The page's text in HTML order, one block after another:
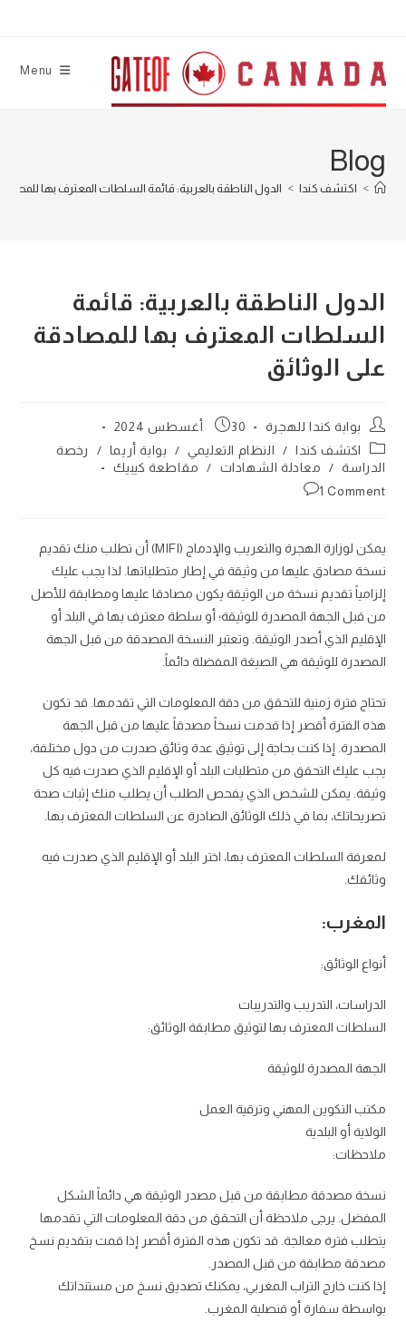
Menu
Blog
> اكتشف كندا > الدول الناطقة بالعربية: قائمة السلطات المعترف بها
الدول الناطقة بالعربية: قائمة
السلطات المعترف بها للمصادقة
على الوثائق
Post
author:
بوابة كندا للهجرة
Post
30 أغسطس 2024
Post
category:
اكتشف كندا / النظام التعليمي / بوابة أريما /
رخصة
الدراسة / معادلة الشهادات /
مقاطعة كيبيك
Post
1 Comment
يمكن لوزارة الهجرة والتعريب والإدماج (MIFI) أن تطلب منك تقديم
نسخة مصادق عليها من وثيقة في إطار متطلباتها. لذا يجب عليك
إلزامياً تقديم نسخة من الوثيقة يكون مصادقا عليها ومطابقة للأصل
من قبل الجهة المصدرة للوثيقة؛ أو سلطة معترف بها في البلد أو
الإقليم الذي أصدر الوثيقة. وتعتبر النسخة المصدقة من قبل الجهة
المصدرة للوثيقة هي الصيغة المفضلة دائماً.
تحتاج فترة زمنية للتحقق من دقة المعلومات التي تقدمها. قد تكون
هذه الفترة أقصر إذا قدمت نسخاً مصدقاً عليها من قبل الجهة
المصدرة. إذا كنت بحاجة إلى توثيق عدة وثائق صدرت من دول مختلفة،
يجب عليك التحقق من متطلبات البلد أو الإقليم الذي صدرت فيه كل
وثيقة. يمكن للشخص الذي يفحص الطلب أن يطلب منك إثبات صحة
تصريحاتك، بما في ذلك الوثائق الصادرة عن السلطات المعترف بها.
لمعرفة السلطات المعترف بها، اختر البلد أو الإقليم الذي صدرت فيه
وثائقك.
المغرب:
أنواع الوثائق:
الدراسات، التدريب والتدريبات
السلطات المعترف بها لتوثيق مطابقة الوثائق:
الجهة المصدرة للوثيقة
مكتب التكوين المهني وترقية العمل
الولاية أو البلدية
ملاحظات:
نسخة مصدقة مطابقة من قبل مصدر الوثيقة هي دائماً الشكل
المفضل. يرجى ملاحظة أن التحقق من دقة المعلومات التي تقدمها
يتطلب فترة معالجة. قد تكون هذه الفترة أقصر إذا قمت بتقديم نسخ
مصدقة مطابقة من قبل المصدر.
إذا كنت خارج التراب المغربي، يمكنك تصديق نسخ من مستنداتك
بواسطة سفارة أو قنصلية المغرب.